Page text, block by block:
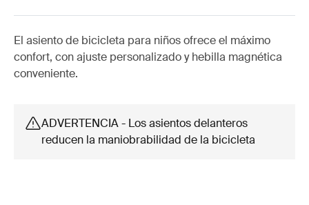
El asiento de bicicleta para niños ofrece el máximo
confort, con ajuste personalizado y hebilla magnética
conveniente.
ADVERTENCIA - Los asientos delanteros
reducen la maniobrabilidad de la bicicleta